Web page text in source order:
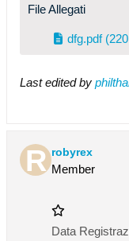
File Allegati
dfg.pdf
Last edited by
robyrex
Member
Data